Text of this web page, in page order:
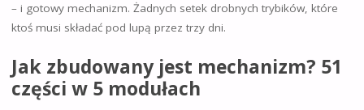
– i gotowy mechanizm. Żadnych setek drobnych trybików, które
ktoś musi składać pod lupą przez trzy dni.
Jak zbudowany jest mechanizm? 51
części w 5 modułach